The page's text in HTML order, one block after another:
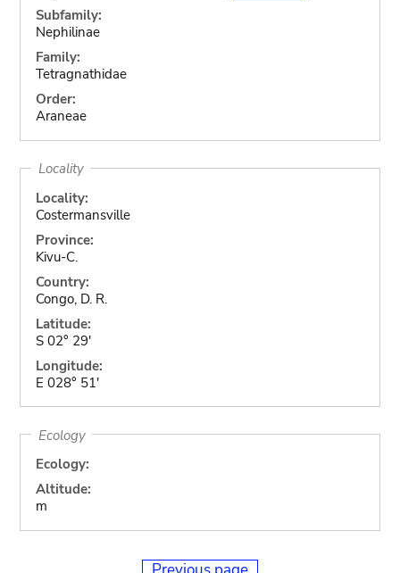
Subfamily:
Nephilinae
Family:
Tetragnathidae
Order:
Araneae
Locality
Locality:
Costermansville
Province:
Kivu-C.
Country:
Congo, D. R.
Latitude:
S 02° 29'
Longitude:
E 028° 51'
Ecology
Ecology:
Altitude:
m